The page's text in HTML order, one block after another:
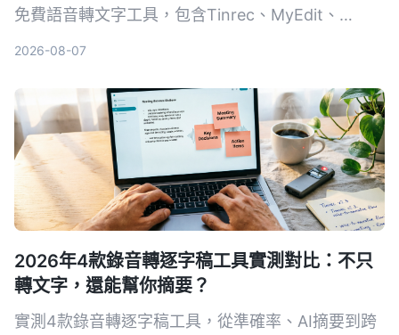
免費語音轉文字工具，包含Tinrec、MyEdit、
2026-08-07
2026年4款錄音轉逐字稿工具實測對比：不只
轉文字，還能幫你摘要？
實測4款錄音轉逐字稿工具，從準確率、AI摘要到跨